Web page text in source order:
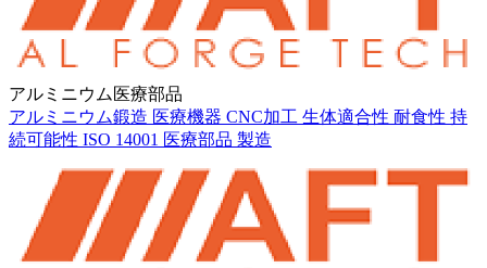
アルミニウム医療部品
アルミニウム鍛造 医療機器 CNC加工 生体適合性 耐食性 持
続可能性 ISO 14001 医療部品 製造